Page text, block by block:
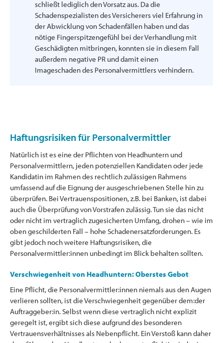
schließt lediglich den Vorsatz aus. Da die
Schadenspezialisten des Versicherers viel Erfahrung in
der Abwicklung von Schadenfällen haben und das
nötige Fingerspitzengefühl bei der Verhandlung mit
Geschädigten mitbringen, konnten sie in diesem Fall
außerdem negative PR und damit einen
Imageschaden des Personalvermittlers verhindern.
Haftungsrisiken für Personalvermittler
Natürlich ist es eine der Pflichten von Headhuntern und
Personalvermittlern, jeden potenziellen Kandidaten oder jede
Kandidatin im Rahmen des rechtlich zulässigen Rahmens
umfassend auf die Eignung der ausgeschriebenen Stelle hin zu
überprüfen. Bei Vertrauenspositionen, z.B. bei Banken, ist dabei
auch die Überprüfung von Vorstrafen zulässig. Tun sie das nicht
oder nicht im vertraglich zugesicherten Umfang, drohen – wie im
oben geschilderten Fall – hohe Schadenersatzforderungen. Es
gibt jedoch noch weitere Haftungsrisiken, die
Personalvermittler:innen unbedingt im Blick behalten sollten.
Verschwiegenheit von Headhuntern: Oberstes Gebot
Eine Pflicht, die Personalvermittler:innen niemals aus den Augen
verlieren sollten, ist die Verschwiegenheit gegenüber dem:der
Auftraggeber:in. Selbst wenn diese vertraglich nicht explizit
geregelt ist, ergibt sich diese aufgrund des besonderen
Vertrauensverhältnisses als Nebenpflicht. Ein Verstoß kann daher